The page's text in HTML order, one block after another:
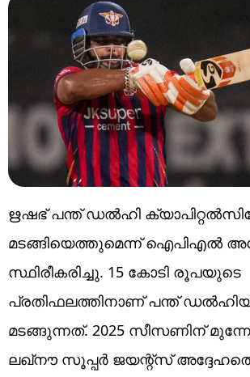
ഋഷഭ് പന്ത് ഡല്‍ഹി
മടങ്ങിയെത്തുമെന്ന് ഐപിഎല്‍
സ്ഥിരീകരിച്ചു. 15 കോടി രൂപയുടെ
പ്രതിഫലത്തിനാണ് പന്ത്
മടങ്ങുന്നത്. 2025 സീസണിന്
ലഖ്‌നൗ സൂപ്പർ ജയന്റ്സ്